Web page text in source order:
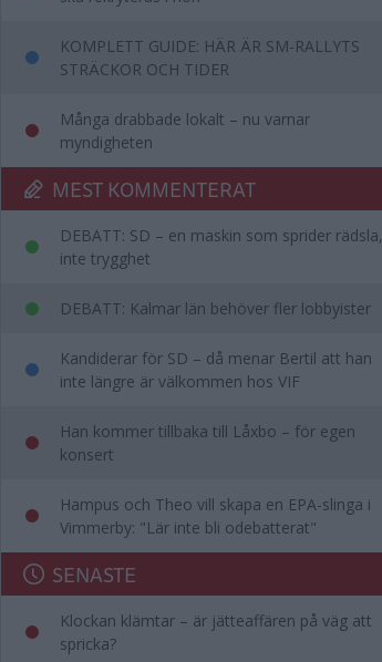
KOMPLETT GUIDE: HÄR ÄR SM-RALLYTS
STRÄCKOR OCH TIDER
Många drabbade lokalt – nu varnar
myndigheten
MEST KOMMENTERAT
DEBATT: SD – en maskin som sprider rädsla,
inte trygghet
DEBATT: Kalmar län behöver fler lobbyister
Kandiderar för SD – då menar Bertil att han
inte längre är välkommen hos VIF
Han kommer tillbaka till Låxbo – för egen
konsert
Hampus och Theo vill skapa en EPA-slinga i
Vimmerby: "Lär inte bli odebatterat"
SENASTE
Klockan klämtar – är jätteaffären på väg att
spricka?